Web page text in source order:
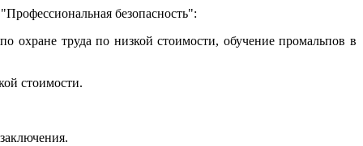
безопасность":
охране труда по низкой стоимости, обучение промальпов в
стоимости.